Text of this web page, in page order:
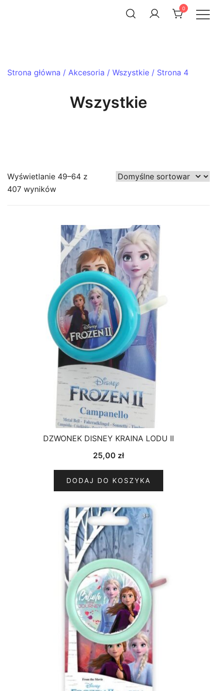
0
Strona główna / Akcesoria / Wszystkie / Strona 4
Wszystkie
Wyświetlanie 49–64 z
407 wyników
DZWONEK DISNEY KRAINA LODU II
25,00 zł
DODAJ DO KOSZYKA